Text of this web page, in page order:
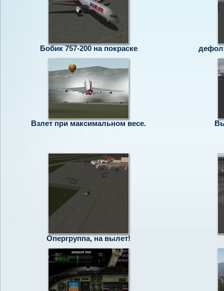
Бобик 757-200 на покраске
Взлет при максимальном весе.
Опергруппа, на вылет!